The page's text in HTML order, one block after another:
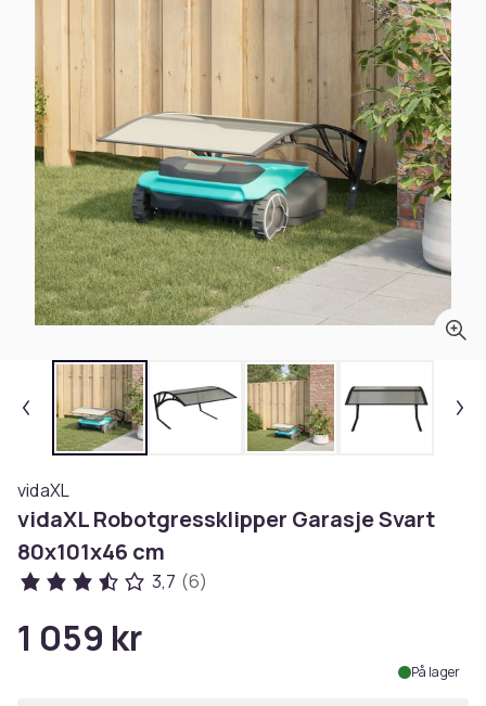
vidaXL
vidaXL Robotgressklipper Garasje Svart
80x101x46 cm
3,7 (6)
1 059 kr
På lager